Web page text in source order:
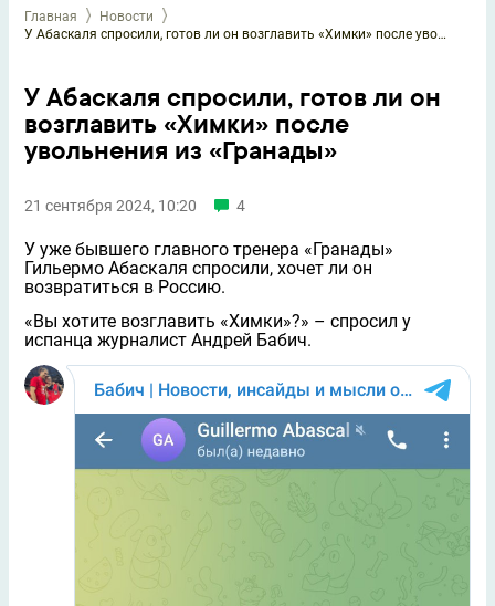
Главная
Новости
У Абаскаля спросили, готов ли он возглавить «Химки» после увольнения из «Гранады»
У Абаскаля спросили, готов ли он
возглавить «Химки» после
увольнения из «Гранады»
21 сентября 2024, 10:20 4
У уже бывшего главного тренера «Гранады»
Гильермо Абаскаля спросили, хочет ли он
возвратиться в Россию.
«Вы хотите возглавить «Химки»?» – спросил у
испанца журналист Андрей Бабич.